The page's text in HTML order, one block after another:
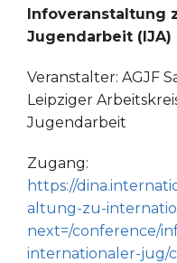
Infoveranstaltung
Jugendarbeit (IJA)
Veranstalter: AGJF
Leipziger
Jugendarbeit
Zugang:
https://
altung-zu-
next=/conference/
internationaler-jug/